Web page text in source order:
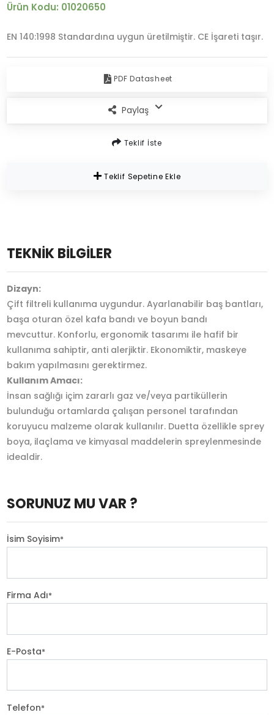
Ürün Kodu: 01020650
EN 140:1998 Standardına uygun üretilmiştir. CE İşareti taşır.
PDF Datasheet
Paylaş
Teklif İste
Teklif Sepetine Ekle
TEKNİK BİLGİLER
Dizayn:
Çift filtreli kullanıma uygundur. Ayarlanabilir baş bantları,
başa oturan özel kafa bandı ve boyun bandı
mevcuttur. Konforlu, ergonomik tasarımı ile hafif bir
kullanıma sahiptir, anti alerjiktir. Ekonomiktir, maskeye
bakım yapılmasını gerektirmez.
Kullanım Amacı:
İnsan sağlığı içim zararlı gaz ve/veya partiküllerin
bulunduğu ortamlarda çalışan personel tarafından
koruyucu malzeme olarak kullanılır. Duetta özellikle sprey
boya, ilaçlama ve kimyasal maddelerin spreylenmesinde
idealdir.
SORUNUZ MU VAR ?
İsim Soyisim*
Firma Adı*
E-Posta*
Telefon*